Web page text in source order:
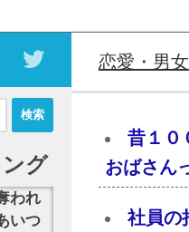
恋愛・男
昔１０
おばさん
社員の
グ
われ
いつ